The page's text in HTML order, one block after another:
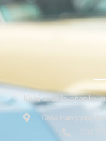
Kami sedia layanan
Desa Panggung